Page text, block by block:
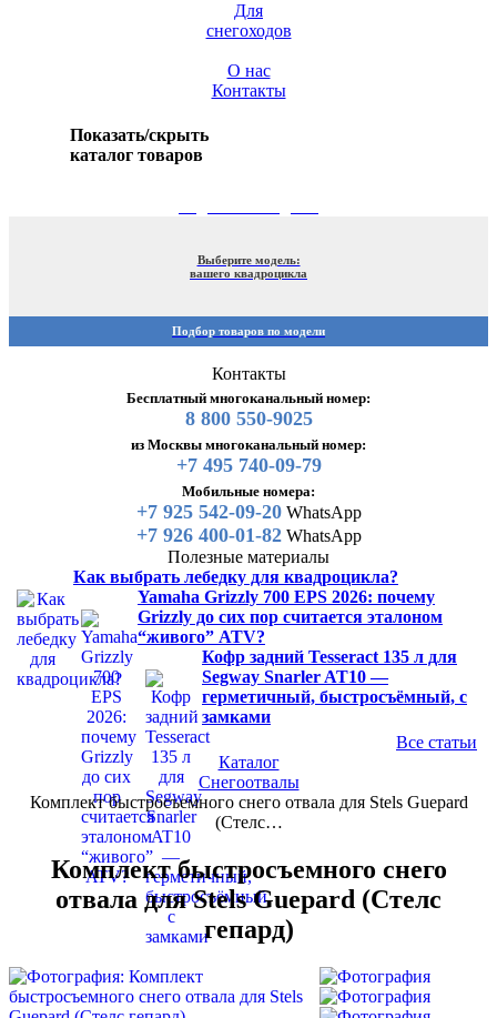
Для
снегоходов
О нас
Контакты
Показать/скрыть
каталог товаров
Выберите модель:
вашего квадроцикла
Подбор товаров по модели
Контакты
Бесплатный многоканальный номер:
8 800 550-9025
из Москвы многоканальный номер:
+7 495 740-09-79
Мобильные номера:
+7 925 542-09-20WhatsApp
+7 926 400-01-82WhatsApp
Полезные материалы
Как выбрать лебедку для квадроцикла?
Yamaha Grizzly 700 EPS 2026: почему
Grizzly до сих пор считается эталоном
“живого” ATV?
Кофр задний Tesseract 135 л для
Segway Snarler AT10 —
герметичный, быстросъёмный, с
замками
Все статьи
Каталог
Снегоотвалы
Комплект быстросъемного снего отвала для Stels Guepard
(Стелс…
Комплект быстросъемного снего
отвала для Stels Guepard (Стелс
гепард)